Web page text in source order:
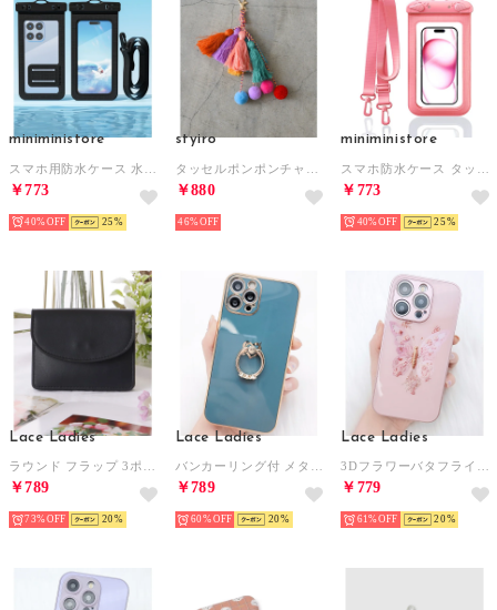
miniministore
￥773
40% 25
styiro
￥880
46%
miniministore
￥773
40% 25
Lace Ladies
￥789
73% 20
Lace Ladies
￥789
60% 20
Lace Ladies
￥779
61% 20